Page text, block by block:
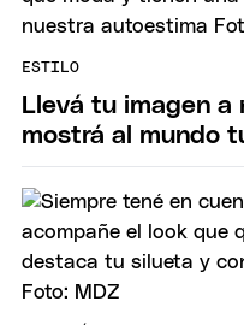
ESTILO
Llevá tu imagen a
mostrá al mundo